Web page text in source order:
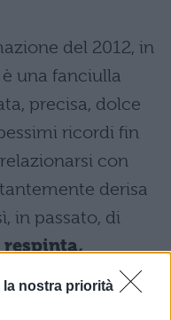
la nostra priorità
del 2012, in
una fanciulla
precisa, dolce
ricordi fin
con
derisa
in passato, di
respinta,
a ben 16